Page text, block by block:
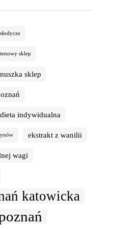
sklep
sklep
dieta indywidualna
ekstrakt z wanilii
wagi
katowicka